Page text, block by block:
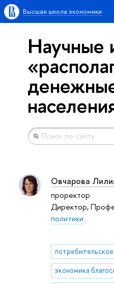
Высшая школа экономики
Научные
Овчарова
проректор
Директор,
политики